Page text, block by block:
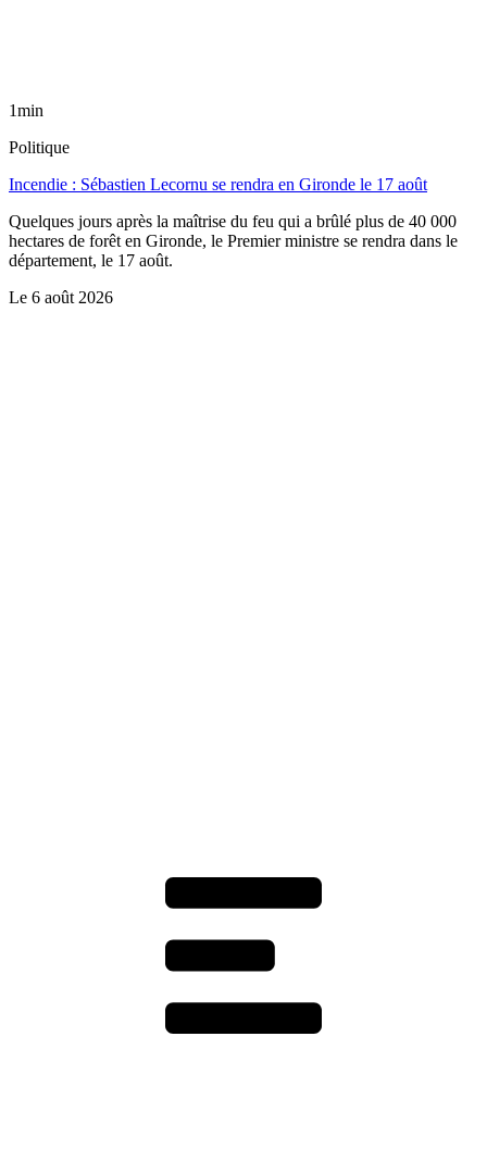
1min
Politique
Incendie : Sébastien Lecornu se rendra en Gironde le 17 août
Quelques jours après la maîtrise du feu qui a brûlé plus de 40 000
hectares de forêt en Gironde, le Premier ministre se rendra dans le
département, le 17 août.
Le 6 août 2026